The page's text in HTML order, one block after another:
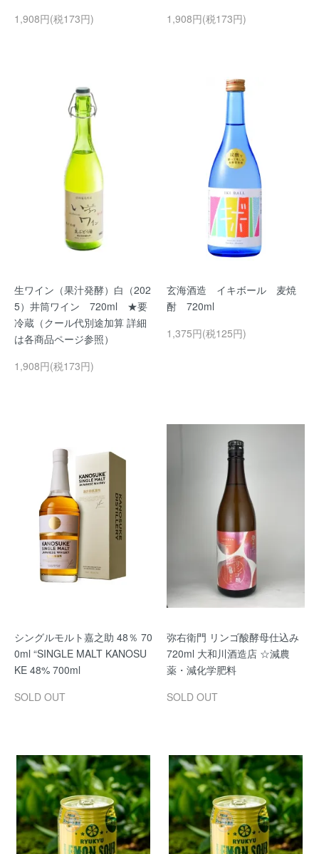
1,908円(税173円)
1,908円(税173円)
生ワイン（果汁発酵）白（202
5）井筒ワイン 720ml ★要
冷蔵（クール代別途加算 詳細
は各商品ページ参照）
1,908円(税173円)
玄海酒造 イキボール 麦焼
酎 720ml
1,375円(税125円)
シングルモルト嘉之助 48％ 70
0ml “SINGLE MALT KANOSU
KE 48% 700ml
SOLD OUT
弥右衛門 リンゴ酸酵母仕込み
720ml 大和川酒造店 ☆減農
薬・減化学肥料
SOLD OUT